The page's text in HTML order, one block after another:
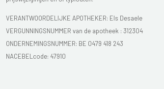
VERANTWOORDELIJKE APOTHEKER: Els Desaele
VERGUNNINGSNUMMER van de apotheek : 312304
ONDERNEMINGSNUMMER: BE 0479 418 243
NACEBELcode: 47910